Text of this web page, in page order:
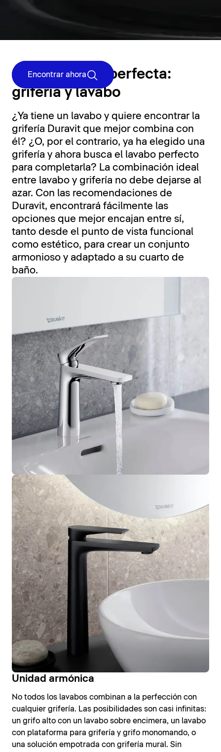
Encontrar ahora
Combinación perfecta:
grifería y lavabo
¿Ya tiene un lavabo y quiere encontrar la
grifería Duravit que mejor combina con
él? ¿O, por el contrario, ya ha elegido una
grifería y ahora busca el lavabo perfecto
para completarla? La combinación ideal
entre lavabo y grifería no debe dejarse al
azar. Con las recomendaciones de
Duravit, encontrará fácilmente las
opciones que mejor encajan entre sí,
tanto desde el punto de vista funcional
como estético, para crear un conjunto
armonioso y adaptado a su cuarto de
baño.
Unidad armónica
No todos los lavabos combinan a la perfección con
cualquier grifería. Las posibilidades son casi infinitas:
un grifo alto con un lavabo sobre encimera, un lavabo
con plataforma para grifería y grifo monomando, o
una solución empotrada con grifería mural. Sin